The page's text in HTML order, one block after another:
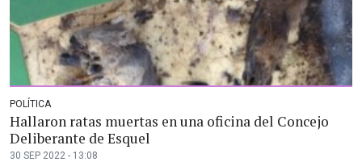
POLÍTICA
Hallaron ratas muertas en una oficina del Concejo
Deliberante de Esquel
30 SEP 2022 - 13:08